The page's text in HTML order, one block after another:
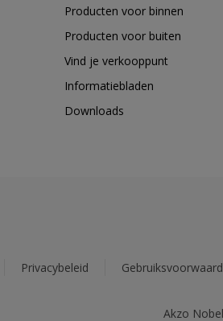
Producten voor binnen
Producten voor buiten
Vind je verkooppunt
Informatiebladen
Downloads
Privacybeleid
Akzo